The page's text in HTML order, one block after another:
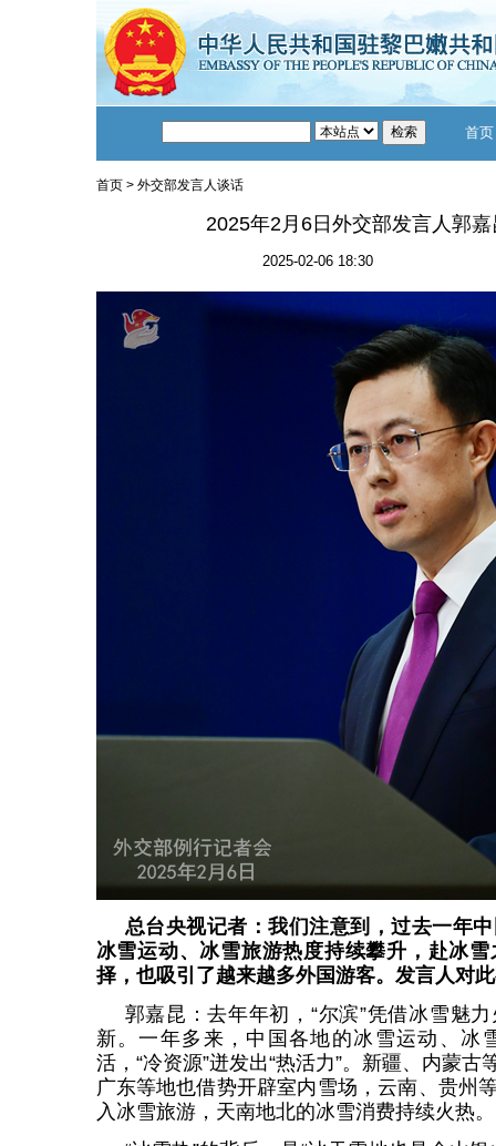
首页
首页> 外交部发言人谈话
2025年2月6日外交部发言人郭
2025-02-06 18:30
总台央视记者：我们注意到，过去一年
冰雪运动、冰雪旅游热度持续攀升，赴冰
择，也吸引了越来越多外国游客。发言人对
郭嘉昆：去年年初，“尔滨”凭借冰雪魅
新。一年多来，中国各地的冰雪运动、冰
活，“冷资源”迸发出“热活力”。新疆、内蒙
广东等地也借势开辟室内雪场，云南、贵州
入冰雪旅游，天南地北的冰雪消费持续火热。